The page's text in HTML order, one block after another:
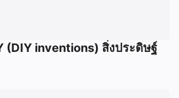
(DIY inventions) สิ่งประดิษฐ์